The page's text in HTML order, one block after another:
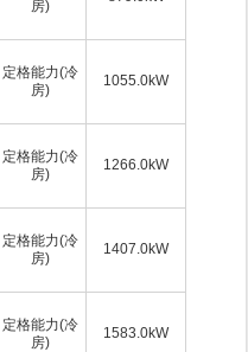
房)
定格能力(冷
房)
1055.0kW
定格能力(冷
房)
1266.0kW
定格能力(冷
房)
1407.0kW
定格能力(冷
房)
1583.0kW